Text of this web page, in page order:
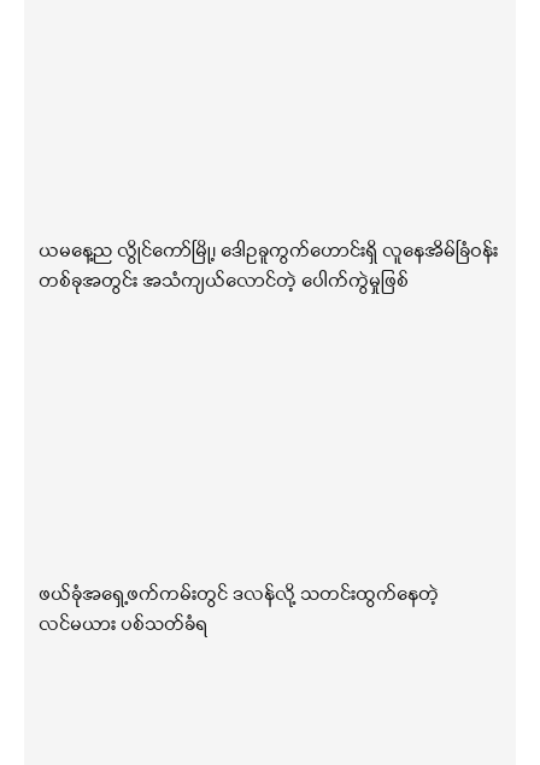
ယမနေ့ည လွိုင်ကော်မြို့၊ ဒေါဥခူကွက်ဟောင်းရှိ လူနေအိမ်ခြံဝန်း
တစ်ခုအတွင်း အသံကျယ်လောင်တဲ့ ပေါက်ကွဲမှုဖြစ်
ဖယ်ခုံအရှေ့ဖက်ကမ်းတွင် ဒလန်လို့ သတင်းထွက်နေတဲ့
လင်မယား ပစ်သတ်ခံရ